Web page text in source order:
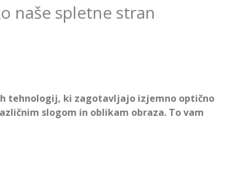
naše spletne stran
tehnologij, ki zagotavljajo izjemno optično
slogom in oblikam obraza. To vam